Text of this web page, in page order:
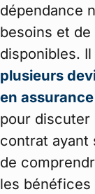
dépendance
besoins et
disponibles.
plusieurs
en assurance
pour discuter
contrat ayant
de
les bénéfices